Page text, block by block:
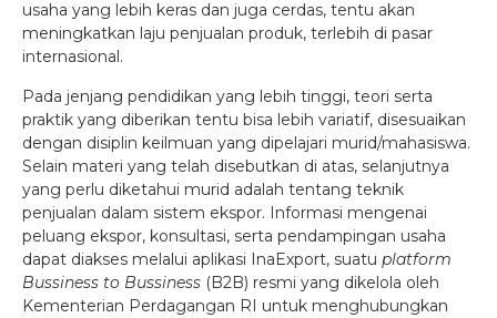
usaha yang lebih keras dan juga cerdas, tentu akan
meningkatkan laju penjualan produk, terlebih di pasar
internasional.
Pada jenjang pendidikan yang lebih tinggi, teori serta
praktik yang diberikan tentu bisa lebih variatif, disesuaikan
dengan disiplin keilmuan yang dipelajari murid/mahasiswa.
Selain materi yang telah disebutkan di atas, selanjutnya
yang perlu diketahui murid adalah tentang teknik
penjualan dalam sistem ekspor. Informasi mengenai
peluang ekspor, konsultasi, serta pendampingan usaha
dapat diakses melalui aplikasi InaExport, suatu platform
Bussiness to Bussiness (B2B) resmi yang dikelola oleh
Kementerian Perdagangan RI untuk menghubungkan